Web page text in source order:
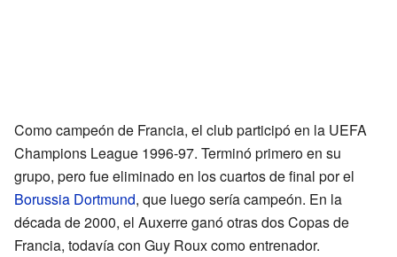
Como campeón de Francia, el club participó en la UEFA
Champions League 1996-97. Terminó primero en su
grupo, pero fue eliminado en los cuartos de final por el
Borussia Dortmund, que luego sería campeón. En la
década de 2000, el Auxerre ganó otras dos Copas de
Francia, todavía con Guy Roux como entrenador.